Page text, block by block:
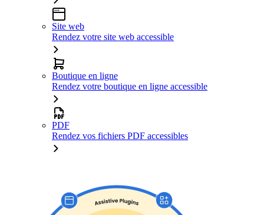
Site web
Rendez votre site web accessible
Boutique en ligne
Rendez votre boutique en ligne accessible
PDF
Rendez vos fichiers PDF accessibles